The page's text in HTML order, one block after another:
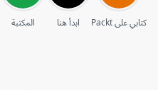
كتابي على Packt ابدأ هنا المكتبة